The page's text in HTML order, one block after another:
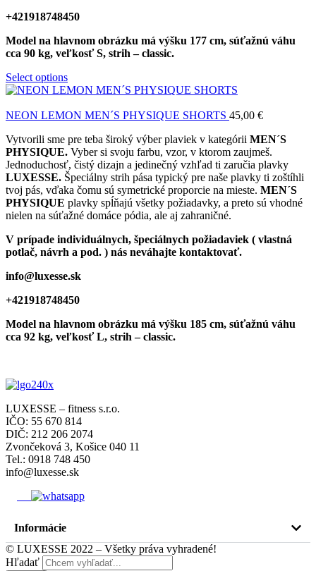
+421918748450
Model na hlavnom obrázku má výšku 177 cm, súťažnú váhu
cca 90 kg, veľkosť S, strih – classic.
Select options
NEON LEMON MEN´S PHYSIQUE SHORTS 45,00 €
Vytvorili sme pre teba široký výber plaviek v kategórii MEN´S
PHYSIQUE. Vyber si svoju farbu, vzor, v ktorom zaujmeš.
Jednoduchosť, čistý dizajn a jedinečný vzhľad ti zaručia plavky
LUXESSE. Špeciálny strih pása typický pre naše plavky ti zoštíhli
tvoj pás, vďaka čomu sú symetrické proporcie na mieste. MEN´S
PHYSIQUE plavky spĺňajú všetky požiadavky, a preto sú vhodné
nielen na súťažné domáce pódia, ale aj zahraničné.
V prípade individuálnych, špeciálnych požiadaviek ( vlastná
potlač, návrh a pod. ) nás neváhajte kontaktovať.
info@luxesse.sk
+421918748450
Model na hlavnom obrázku má výšku 185 cm, súťažnú váhu
cca 92 kg, veľkosť L, strih – classic.
LUXESSE – fitness s.r.o.
IČO: 55 670 814
DIČ: 212 206 2074
Zvončeková 3, Košice 040 11
Tel.: 0918 748 450
info@luxesse.sk
Informácie
© LUXESSE 2022 – Všetky práva vyhradené!
Hľadať